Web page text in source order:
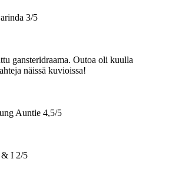
3/5
gansteridraama. Outoa oli kuulla
näissä kuvioissa!
Auntie 4,5/5
& I 2/5